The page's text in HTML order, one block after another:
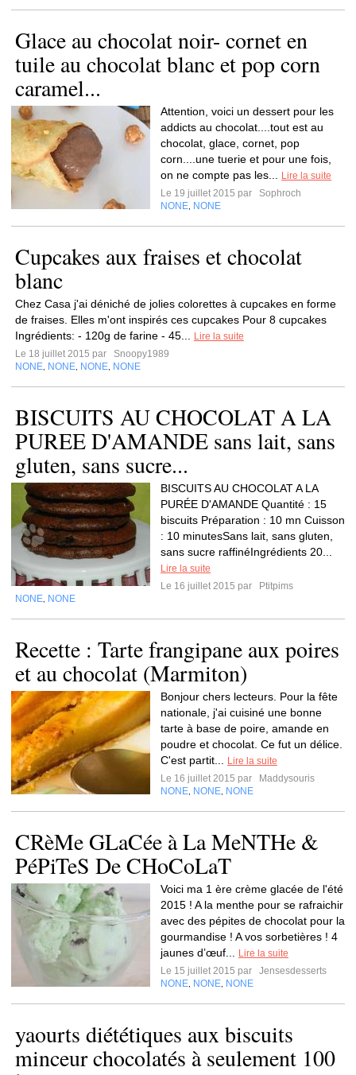
Glace au chocolat noir- cornet en
tuile au chocolat blanc et pop corn
caramel...
Attention, voici un dessert pour les
addicts au chocolat....tout est au
chocolat, glace, cornet, pop
corn....une tuerie et pour une fois,
on ne compte pas les...
Lire la suite
Le 19 juillet 2015 par
Sophroch
NONE NONE
Cupcakes aux fraises et chocolat
blanc
Chez Casa j'ai déniché de jolies colorettes à cupcakes en forme
de fraises. Elles m'ont inspirés ces cupcakes Pour 8 cupcakes
Ingrédients: - 120g de farine - 45...
Lire la suite
Le 18 juillet 2015 par
Snoopy1989
NONE NONE NONE NONE
BISCUITS AU CHOCOLAT A LA
PUREE D'AMANDE sans lait, sans
gluten, sans sucre...
BISCUITS AU CHOCOLAT A LA
PURÉE D'AMANDE Quantité : 15
biscuits Préparation : 10 mn Cuisson
: 10 minutesSans lait, sans gluten,
sans sucre raffinéIngrédients 20...
Lire la suite
Le 16 juillet 2015 par
Ptitpims
NONE NONE
Recette : Tarte frangipane aux poires
et au chocolat (Marmiton)
Bonjour chers lecteurs. Pour la fête
nationale, j'ai cuisiné une bonne
tarte à base de poire, amande en
poudre et chocolat. Ce fut un délice.
C'est partit...
Lire la suite
Le 16 juillet 2015 par
Maddysouris
NONE NONE NONE
CRèMe GLaCée à La MeNTHe &
PéPiTeS De CHoCoLaT
Voici ma 1 ère crème glacée de l'été
2015 ! A la menthe pour se rafraichir
avec des pépites de chocolat pour la
gourmandise ! A vos sorbetières ! 4
jaunes d’œuf...
Lire la suite
Le 15 juillet 2015 par
Jensesdesserts
NONE NONE NONE
yaourts diététiques aux biscuits
minceur chocolatés à seulement 100